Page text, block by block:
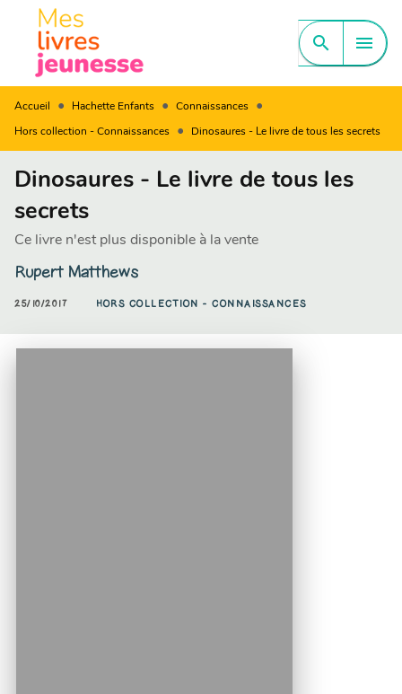
MENU CONTENU
PIED DE PAGE
search menu
Accueil • Hachette Enfants • Connaissances •
Hors collection - Connaissances • Dinosaures - Le livre de tous les secrets
Dinosaures - Le livre de tous les
secrets
Ce livre n'est plus disponible à la vente
Rupert Matthews
25/10/2017 HORS COLLECTION - CONNAISSANCES